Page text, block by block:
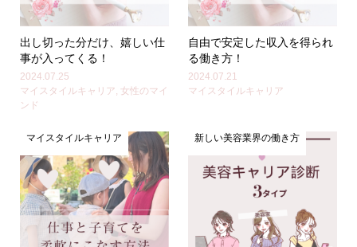
出し切った分だけ、嬉しい仕
事が入ってくる！
2024.07.25
マイスタイルキャリア 女性のマイ
ンド
自由で安定した収入を得られ
る働き方！
2024.07.21
マイスタイルキャリア
マイスタイルキャリア 新しい美容業界の働き方